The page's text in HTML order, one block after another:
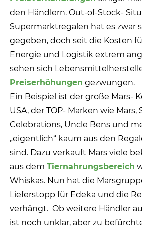
den Händlern. Out-of-Stock-
Supermarktregalen hat es zwar
gegeben, doch seit die Kosten
Energie und Logistik extrem
sehen sich
Preiserhöhungen gezwungen.
Ein Beispiel ist der große Mars-
USA, der TOP- Marken wie Mars,
Celebrations, Uncle Bens und
„eigentlich“ kaum aus den
sind. Dazu verkauft Mars viele
aus dem Tiernahrungsbereich
Whiskas. Nun hat die
Lieferstopp für Edeka und die
verhängt. Ob weitere Händler
ist noch unklar, aber zu